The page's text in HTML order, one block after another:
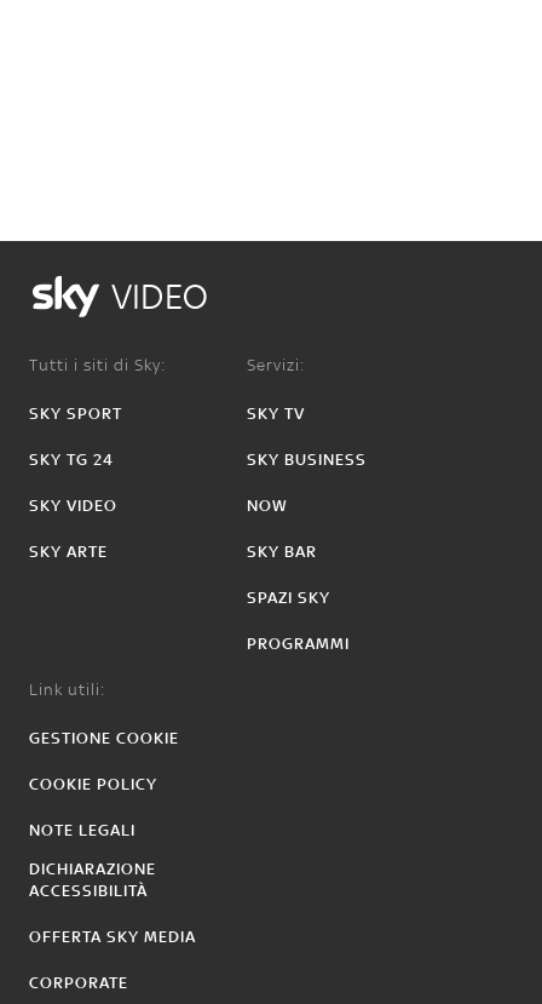
VIDEO
Tutti i siti di Sky:
SKY SPORT
SKY TG 24
SKY VIDEO
SKY ARTE
Servizi:
SKY TV
SKY BUSINESS
NOW
SKY BAR
SPAZI SKY
PROGRAMMI
Link utili:
GESTIONE COOKIE
COOKIE POLICY
NOTE LEGALI
DICHIARAZIONE
ACCESSIBILITÀ
OFFERTA SKY MEDIA
CORPORATE